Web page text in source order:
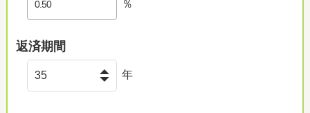
％
返済期間
年